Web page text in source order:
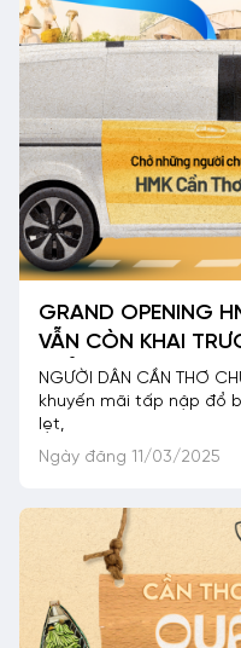
GRAND OPENING
VẪN CÒN KHAI
KHỦNG
NGƯỜI DÂN CẦN THƠ
khuyến mãi tấp nập đổ
lẹt,
Ngày đăng 11/03/2025